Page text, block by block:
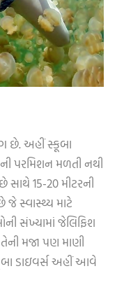
અહીં સ્કૂબા
પરમિશન મળતી નથી
સાથે 15-20 મીટરની
જે સ્વાસ્થ્ય માટે
સંખ્યામાં જેલિફિશ
મજા પણ માણી
ડાઇવર્સ અહીં આવે